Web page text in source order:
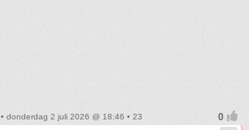
• donderdag 2 juli 2026 @ 18:46 • 23